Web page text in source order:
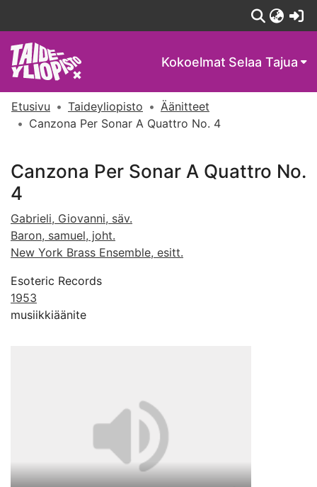
Kokoelmat Selaa Tajua
Etusivu Taideyliopisto
Äänitteet
Canzona Per Sonar A Quattro No. 4
Canzona Per Sonar A Quattro No.
4
Gabrieli, Giovanni, säv.
Baron, samuel, joht.
New York Brass Ensemble, esitt.
Esoteric Records
1953
musiikkiäänite